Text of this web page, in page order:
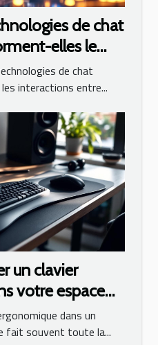
de chat
elles le
de chat
interactions entre...
un clavier
votre espace
dans un
fait souvent toute la...